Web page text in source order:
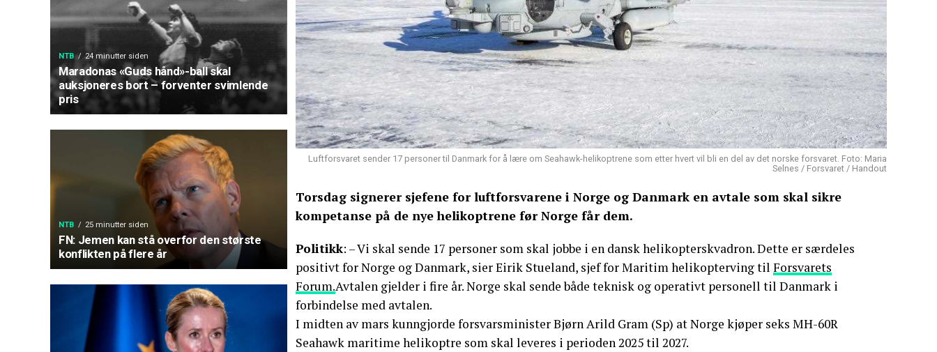
NTB 24 minutter siden
Maradonas «Guds hånd»-ball skal
auksjoneres bort – forventer svimlende
pris
NTB 25 minutter siden
FN: Jemen kan stå overfor den største
konflikten på flere år
Luftforsvaret sender 17 personer til Danmark for å lære om Seahawk-helikoptrene som etter hvert vil bli en del av det norske forsvaret. Foto: Maria
Selnes / Forsvaret / Handout
Torsdag signerer sjefene for luftforsvarene i Norge og Danmark en avtale som skal sikre
kompetanse på de nye helikoptrene før Norge får dem.
Politikk: – Vi skal sende 17 personer som skal jobbe i en dansk helikopterskvadron. Dette er særdeles
positivt for Norge og Danmark, sier Eirik Stueland, sjef for Maritim helikopterving til Forsvarets
Forum.Avtalen gjelder i fire år. Norge skal sende både teknisk og operativt personell til Danmark i
forbindelse med avtalen.
I midten av mars kunngjorde forsvarsminister Bjørn Arild Gram (Sp) at Norge kjøper seks MH-60R
Seahawk maritime helikoptre som skal leveres i perioden 2025 til 2027.